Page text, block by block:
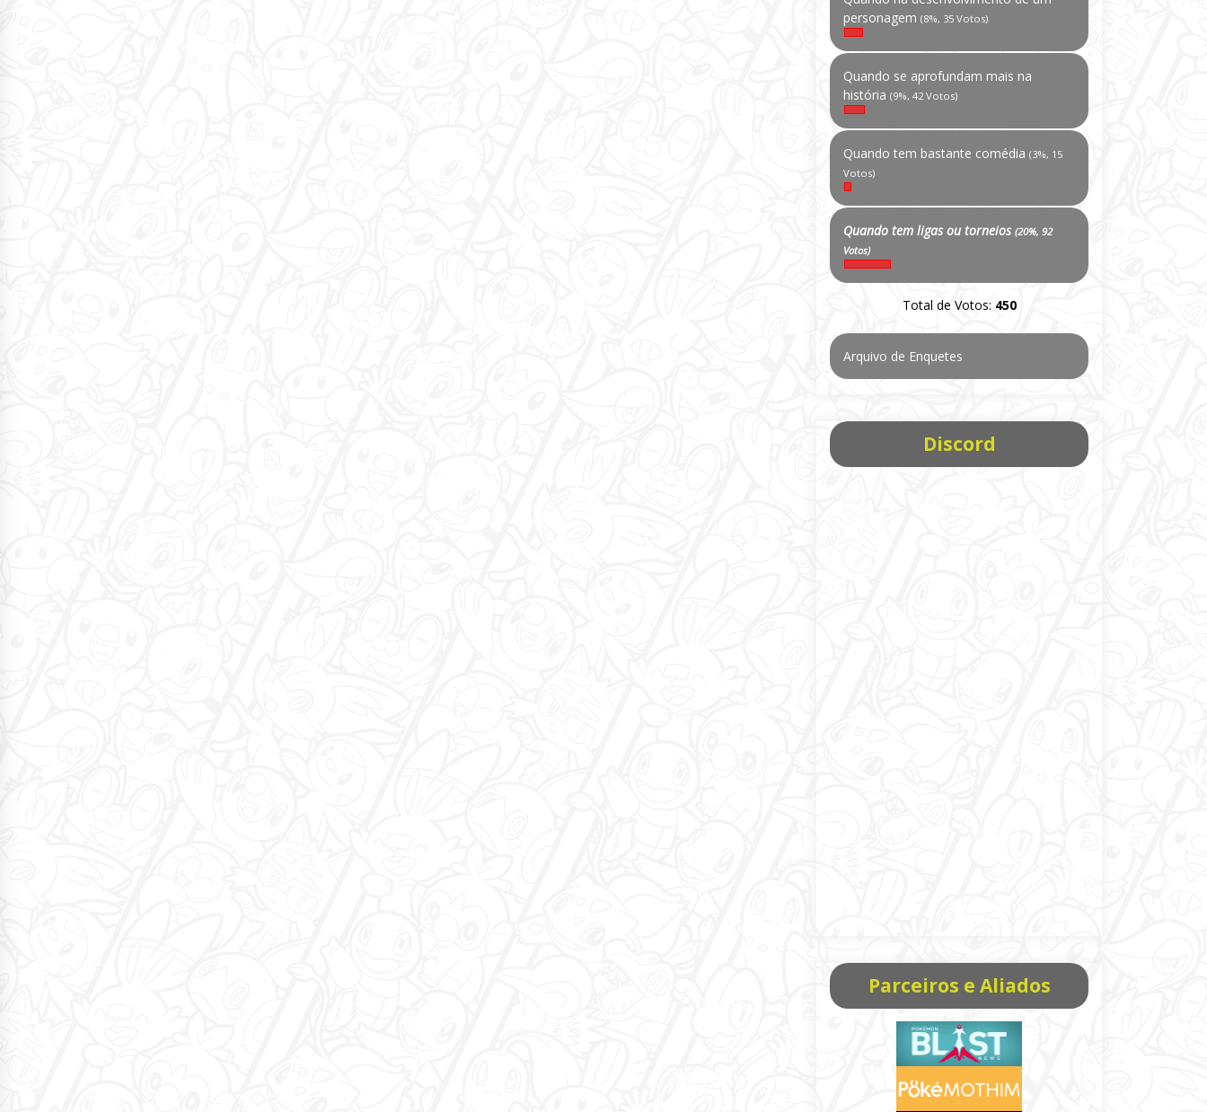
personagem (8%, 35 Votos)
Quando se aprofundam mais na
história (9%, 42 Votos)
Quando tem bastante comédia (3%, 15
Votos)
Quando tem ligas ou torneios (20%, 92
Votos)
Total de Votos: 450
Arquivo de Enquetes
Discord
Parceiros e Aliados